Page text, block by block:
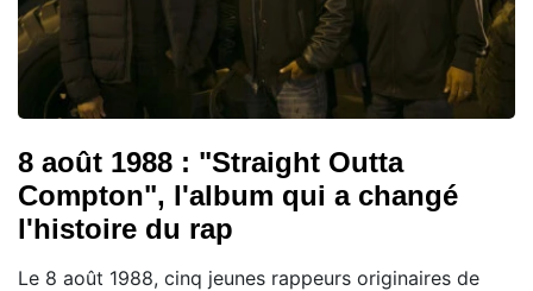
8 août 1988 : "Straight Outta
Compton", l'album qui a changé
l'histoire du rap
Le 8 août 1988, cinq jeunes rappeurs originaires de